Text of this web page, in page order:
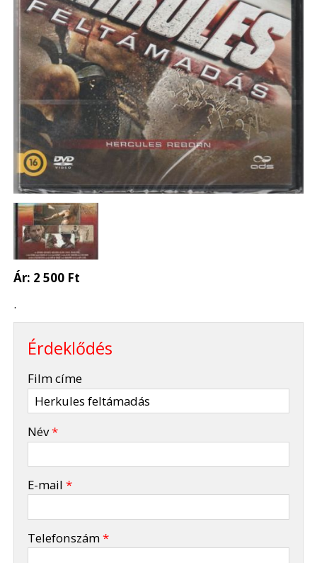
Ár: 2 500 Ft
.
Érdeklődés
Film címe
Név*
E-mail*
Telefonszám*